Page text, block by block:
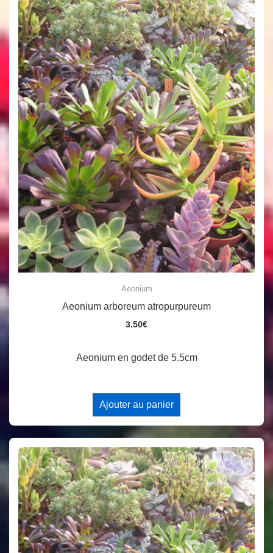
Aeonium
Aeonium arboreum atropurpureum
3.50€
Aeonium en godet de 5.5cm
Ajouter au panier